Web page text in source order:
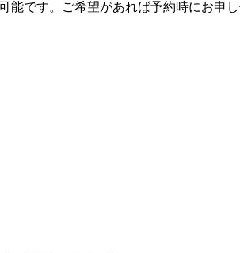
です。ご希望があれば予約時にお申し